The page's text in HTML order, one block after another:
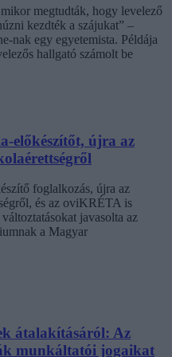
megtudták, hogy levelező
kezdték a szájukat” –
nak egy egyetemista. Példája
hallgató számolt be
előkészítőt, újra az
foglalkozás, újra az
és az oviKRÉTA is
javasolta az
a Magyar
átalakításáról: Az
munkáltatói jogaikat